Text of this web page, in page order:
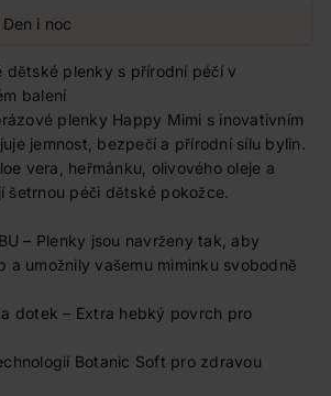
Den i noc
dětské plenky s přírodní péčí v
balení
plenky Happy Mimi s inovativním
jemnost, bezpečí a přírodní sílu bylin.
vera, heřmánku, olivového oleje a
šetrnou péči dětské pokožce.
– Plenky jsou navrženy tak, aby
a umožnily vašemu miminku svobodně
dotek – Extra hebký povrch pro
Botanic Soft pro zdravou